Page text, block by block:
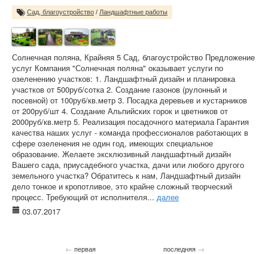
Сад, благоустройство / Ландшафтные работы
Солнечная поляна, Крайняя 5 Сад, благоустройство Предложение
услуг Компания "Солнечная поляна" оказывает услуги по
озеленению участков: 1. Ландшафтный дизайн и планировка
участков от 500руб/сотка 2. Создание газонов (рулонный и
посевной) от 100руб/кв.метр 3. Посадка деревьев и кустарников
от 200руб/шт 4. Создание Альпийских горок и цветников от
2000руб/кв.метр 5. Реализация посадочного материала Гарантия
качества наших услуг - команда профессионалов работающих в
сфере озеленения не один год, имеющих специальное
образование. Желаете эксклюзивный ландшафтный дизайн
Вашего сада, приусадебного участка, дачи или любого другого
земельного участка? Обратитесь к нам, Ландшафтный дизайн
дело тонкое и кропотливое, это крайне сложный творческий
процесс. Требующий от исполнителя... далее
03.07.2017
← первая последняя →